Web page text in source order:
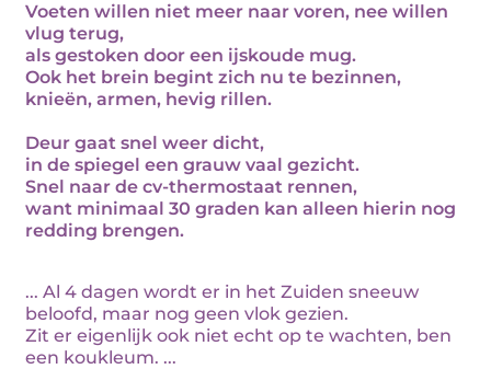
Voeten willen niet meer naar voren, nee willen
vlug terug,
als gestoken door een ijskoude mug.
Ook het brein begint zich nu te bezinnen,
knieën, armen, hevig rillen.
Deur gaat snel weer dicht,
in de spiegel een grauw vaal gezicht.
Snel naar de cv-thermostaat rennen,
want minimaal 30 graden kan alleen hierin nog
redding brengen.
... Al 4 dagen wordt er in het Zuiden sneeuw
beloofd, maar nog geen vlok gezien.
Zit er eigenlijk ook niet echt op te wachten, ben
een koukleum. ...